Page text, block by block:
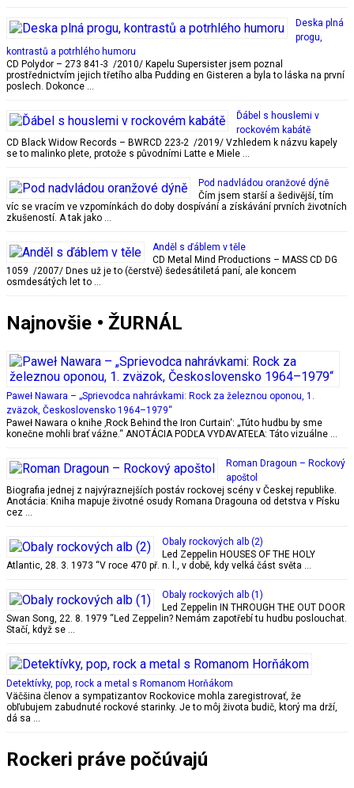
Deska plná
progu,
kontrastů a potrhlého humoru
CD Polydor – 273 841-3 /2010/ Kapelu Supersister jsem poznal
prostřednictvím jejich třetího alba Pudding en Gisteren a byla to láska na první
poslech. Dokonce …
Ďábel s houslemi v
rockovém kabátě
CD Black Widow Records – BWRCD 223-2 /2019/ Vzhledem k názvu kapely
se to malinko plete, protože s původními Latte e Miele …
Pod nadvládou oranžové dýně
Čím jsem starší a šedivější, tím
víc se vracím ve vzpomínkách do doby dospívání a získávání prvních životních
zkušeností. A tak jako …
Anděl s ďáblem v těle
CD Metal Mind Productions – MASS CD DG
1059 /2007/ Dnes už je to (čerstvě) šedesátiletá paní, ale koncem
osmdesátých let to …
Najnovšie • ŽURNÁL
Paweł Nawara – „Sprievodca nahrávkami: Rock za železnou oponou, 1.
zväzok, Československo 1964–1979“
Paweł Nawara o knihe ‚Rock Behind the Iron Curtain‘: „Túto hudbu by sme
konečne mohli brať vážne.“ ANOTÁCIA PODĽA VYDAVATEĽA: Táto vizuálne …
Roman Dragoun – Rockový
apoštol
Biografia jednej z najvýraznejších postáv rockovej scény v Českej republike.
Anotácia: Kniha mapuje životné osudy Romana Dragouna od detstva v Písku
cez …
Obaly rockových alb (2)
Led Zeppelin HOUSES OF THE HOLY
Atlantic, 28. 3. 1973 “V roce 470 př. n. l., v době, kdy velká část světa …
Obaly rockových alb (1)
Led Zeppelin IN THROUGH THE OUT DOOR
Swan Song, 22. 8. 1979 “Led Zeppelin? Nemám zapotřebí tu hudbu poslouchat.
Stačí, když se …
Detektívky, pop, rock a metal s Romanom Horňákom
Väčšina členov a sympatizantov Rockovice mohla zaregistrovať, že
obľubujem zabudnuté rockové starinky. Je to môj života budič, ktorý ma drží,
dá sa …
Rockeri práve počúvajú